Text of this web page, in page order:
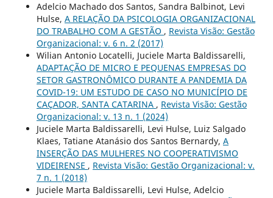
Adelcio Machado dos Santos, Sandra Balbinot, Levi
Hulse, A RELAÇÃO DA PSICOLOGIA ORGANIZACIONAL
DO TRABALHO COM A GESTÃO , Revista Visão: Gestão
Organizacional: v. 6 n. 2 (2017)
Wilian Antonio Locatelli, Juciele Marta Baldissarelli,
ADAPTAÇÃO DE MICRO E PEQUENAS EMPRESAS DO
SETOR GASTRONÔMICO DURANTE A PANDEMIA DA
COVID-19: UM ESTUDO DE CASO NO MUNICÍPIO DE
CAÇADOR, SANTA CATARINA , Revista Visão: Gestão
Organizacional: v. 13 n. 1 (2024)
Juciele Marta Baldissarelli, Levi Hulse, Luiz Salgado
Klaes, Tatiane Atanásio dos Santos Bernardy, A
INSERÇÃO DAS MULHERES NO COOPERATIVISMO
VIDEIRENSE , Revista Visão: Gestão Organizacional: v.
7 n. 1 (2018)
Juciele Marta Baldissarelli, Levi Hulse, Adelcio